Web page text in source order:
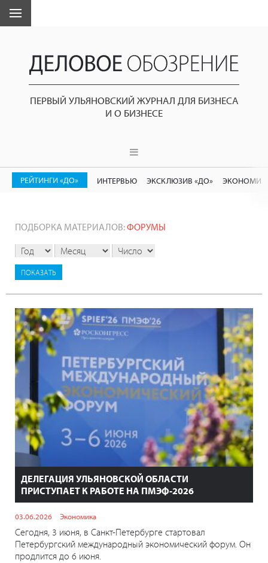
ПЕРВЫЙ УЛЬЯНОВСКИЙ ЖУРНАЛ ДЛЯ БИЗНЕСА
И О БИЗНЕСЕ
РЕЙТИНГИ «ДО» ИНТЕРВЬЮ ЭКСКЛЮЗИВ «ДО»
ПОДБОРКА МАТЕРИАЛОВ:ФОРУМЫ
ДЕЛЕГАЦИЯ УЛЬЯНОВСКОЙ ОБЛАСТИ
ПРИСТУПАЕТ К РАБОТЕ НА ПМЭФ-2026
03.06.2026 Экономика
Сегодня, 3 июня, в Санкт-Петербурге стартовал
Петербургский международный экономический форум. Он
продлится до 6 июня.